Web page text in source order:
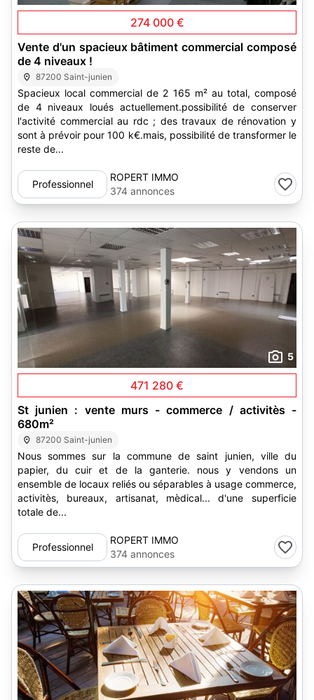
274 000 €
Vente d'un spacieux bâtiment commercial composé
de 4 niveaux !
87200 Saint-junien
Spacieux local commercial de 2 165 m² au total, composé
de 4 niveaux loués actuellement.possibilité de conserver
l'activité commercial au rdc ; des travaux de rénovation y
sont à prévoir pour 100 k€.mais, possibilité de transformer le
reste de...
Professionnel
ROPERT IMMO
374 annonces
5
471 280 €
St junien : vente murs - commerce / activitès -
680m²
87200 Saint-junien
Nous sommes sur la commune de saint junien, ville du
papier, du cuir et de la ganterie. nous y vendons un
ensemble de locaux reliés ou séparables à usage commerce,
activitès, bureaux, artisanat, mèdical... d'une superficie
totale de...
Professionnel
ROPERT IMMO
374 annonces